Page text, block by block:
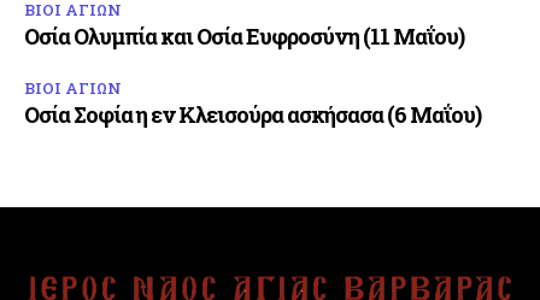
ΒΙΟΙ ΑΓΙΩΝ
Οσία Ολυμπία και Οσία Ευφροσύνη (11 Μαΐου)
ΒΙΟΙ ΑΓΙΩΝ
Οσία Σοφία η εν Κλεισούρα ασκήσασα (6 Μαΐου)